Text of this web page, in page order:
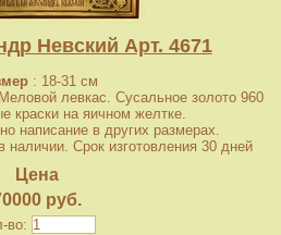
Невский Арт. 4671
: 18-31 см
левкас. Сусальное золото 960
краски на яичном желтке.
написание в других размерах.
наличии. Срок изготовления 30 дней
Цена
руб.
во: